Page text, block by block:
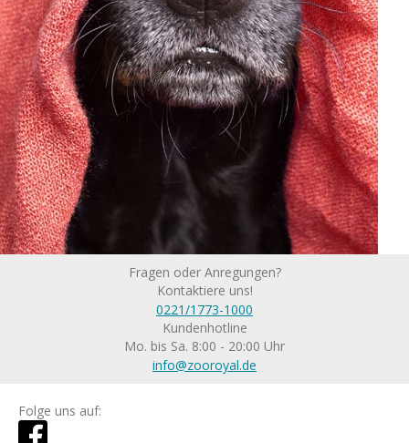
Fragen oder Anregungen?
Kontaktiere uns!
0221/1773-1000
Kundenhotline
Mo. bis Sa. 8:00 - 20:00 Uhr
info@zooroyal.de
Folge uns auf: